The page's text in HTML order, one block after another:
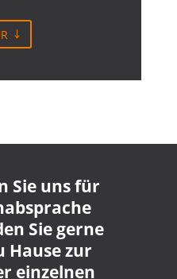
Sie uns für
Sie gerne
Hause zur
einzelnen